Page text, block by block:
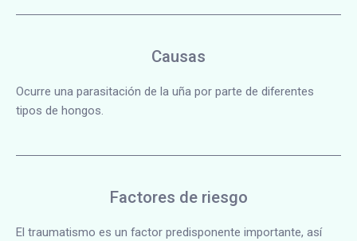
Causas
Ocurre una parasitación de la uña por parte de diferentes
tipos de hongos.
Factores de riesgo
El traumatismo es un factor predisponente importante, así